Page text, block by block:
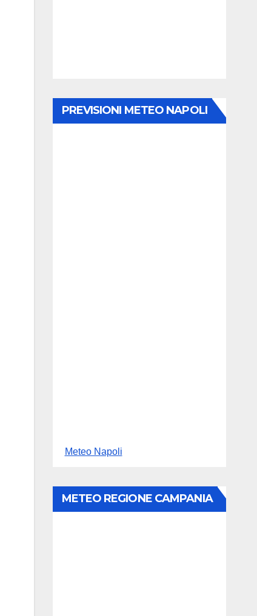
PREVISIONI METEO NAPOLI
Meteo Napoli
METEO REGIONE CAMPANIA